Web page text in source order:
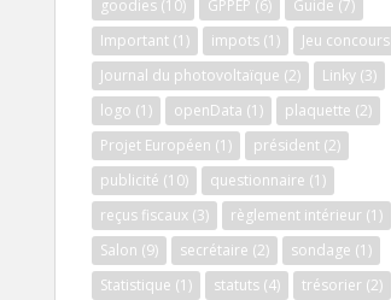
goodies (10) GPPEP (6) Guide (7)
Important (1) impots (1) Jeu concours
Journal du photovoltaïque (2) Linky (3)
logo (1) openData (1) plaquette (2)
Projet Européen (1) président (2)
publicité (10) questionnaire (1)
reçus fiscaux (3) règlement intérieur (1)
Salon (9) secrétaire (2) sondage (1)
Statistique (1) statuts (4) trésorier (2)